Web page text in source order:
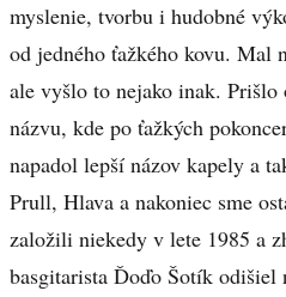
myslenie, tvorbu i hudobné
od jedného ťažkého kovu. Mal
ale vyšlo to nejako inak. Prišlo
názvu, kde po ťažkých
napadol lepší názov kapely a
Prull, Hlava a nakoniec sme
založili niekedy v lete 1985 a
basgitarista Ďoďo Šotík